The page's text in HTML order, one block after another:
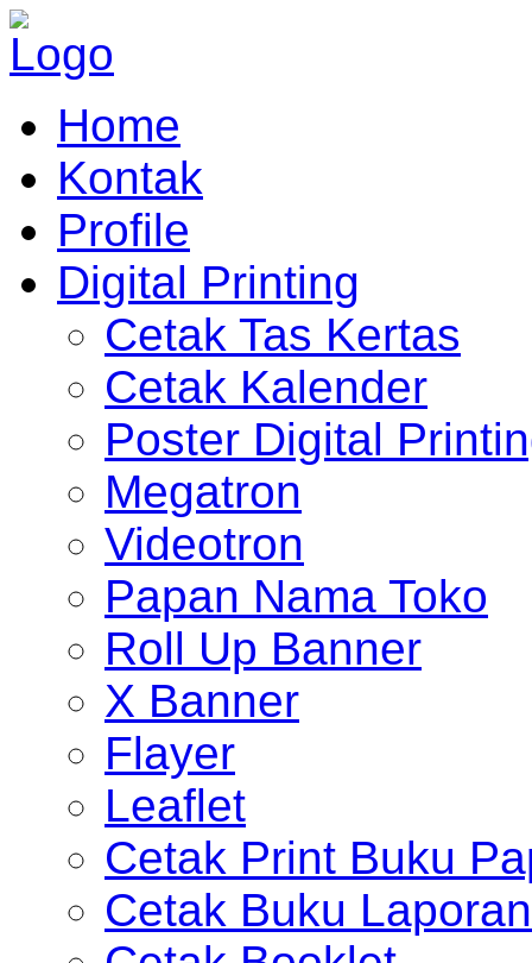
Home
Kontak
Profile
Digital Printing
Cetak Tas Kertas
Cetak Kalender
Poster Digital
Megatron
Videotron
Papan Nama Toko
Roll Up Banner
X Banner
Flayer
Leaflet
Cetak Print Buku
Cetak Buku Laporan